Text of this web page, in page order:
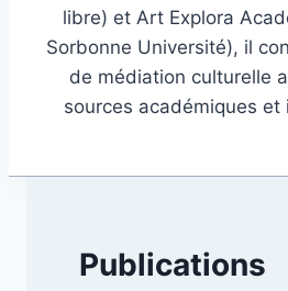
libre) et Art Explora
Sorbonne Université), il
de médiation culturelle
sources académiques
Publications